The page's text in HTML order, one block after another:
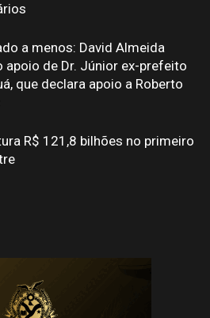
a menos: David Almeida
apoio de Dr. Júnior ex-prefeito
que declara apoio a Roberto
R$ 121,8 bilhões no primeiro